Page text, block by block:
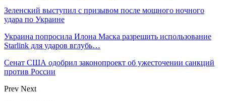
Зеленский выступил с призывом после мощного ночного
удара по Украине
Украина попросила Илона Маска разрешить использование
Starlink для ударов вглубь…
Сенат США одобрил законопроект об ужесточении санкций
против России
Prev Next